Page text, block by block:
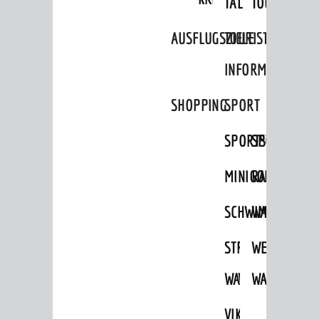
AUSFLUGSZIELE
TOURIST
INFORMATION
SHOPPINGSPORT
SPORTSTÄTTEN
MINIGOLFRADFAHREN
SCHWIMMEN
STRANDBAD
WAIDSEE
TSG
VIKTOR-
WANDERN
WEINHEIMER
Aktuelle Beteiligungen in der